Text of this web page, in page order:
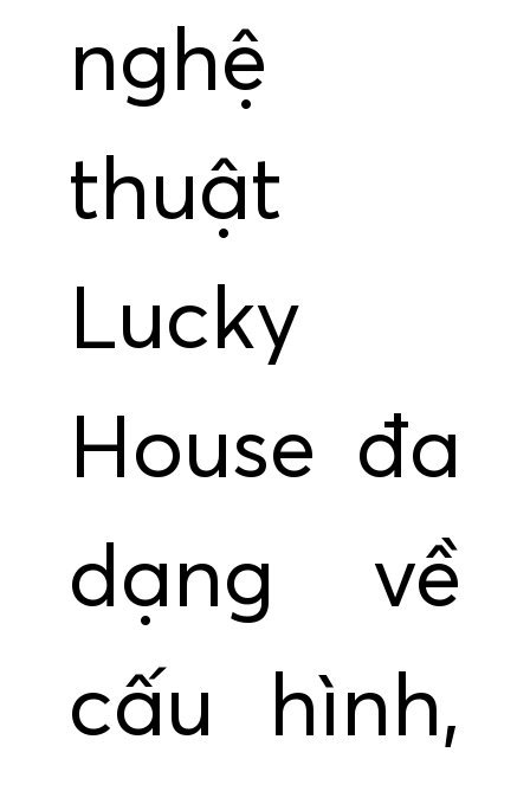
nghệ
thuật
Lucky
House đa
dạng về
cấu hình,